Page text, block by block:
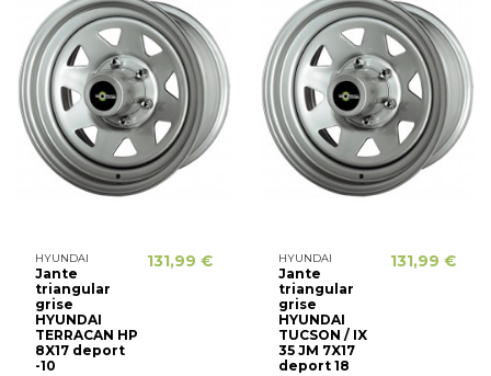
HYUNDAI
Jante
triangular
grise
HYUNDAI
TERRACAN HP
8X17 deport
-10
131,99 € HYUNDAI
Jante
triangular
grise
HYUNDAI
TUCSON / IX
35 JM 7X17
deport 18
131,99 €